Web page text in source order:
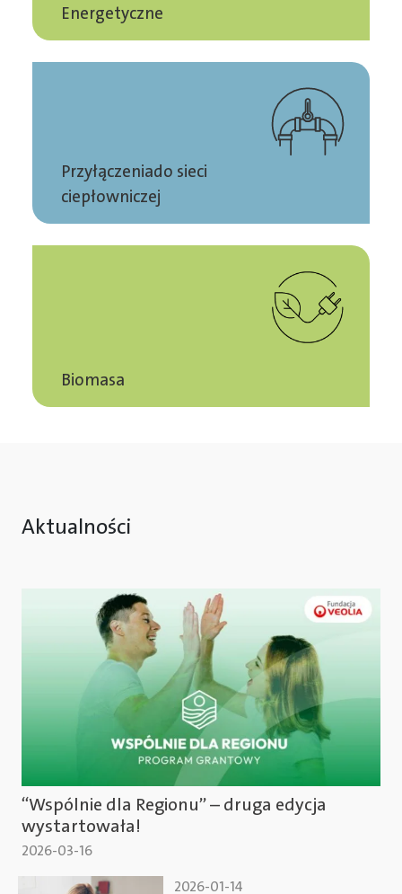
Energetyczne
Przyłączenia do sieci
ciepłowniczej
Biomasa
Aktualności
“Wspólnie dla Regionu” – druga edycja
wystartowała!
2026-03-16
2026-01-14